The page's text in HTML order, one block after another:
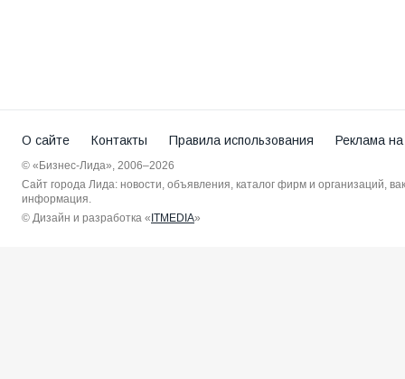
О сайте Контакты Правила использования Реклама
© «Бизнес-Лида», 2006–2026
Сайт города Лида: новости, объявления, каталог фирм и организаций,
информация.
© Дизайн и разработка «ITMEDIA»